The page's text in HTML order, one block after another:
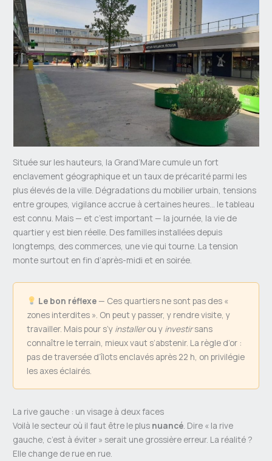
Située sur les hauteurs, la Grand’Mare cumule un fort
enclavement géographique et un taux de précarité parmi les
plus élevés de la ville. Dégradations du mobilier urbain, tensions
entre groupes, vigilance accrue à certaines heures… le tableau
est connu. Mais — et c’est important — la journée, la vie de
quartier y est bien réelle. Des familles installées depuis
longtemps, des commerces, une vie qui tourne. La tension
monte surtout en fin d’après-midi et en soirée.
Le bon réflexe— Ces quartiers ne sont pas des «
zones interdites ». On peut y passer, y rendre visite, y
travailler. Mais pour s’y installerou y investirsans
connaître le terrain, mieux vaut s’abstenir. La règle d’or :
pas de traversée d’îlots enclavés après 22 h, on privilégie
les axes éclairés.
La rive gauche : un visage à deux faces
Voilà le secteur où il faut être le plus nuancé . Dire « la rive
gauche, c’est à éviter » serait une grossière erreur. La réalité ?
Elle change de rue en rue.